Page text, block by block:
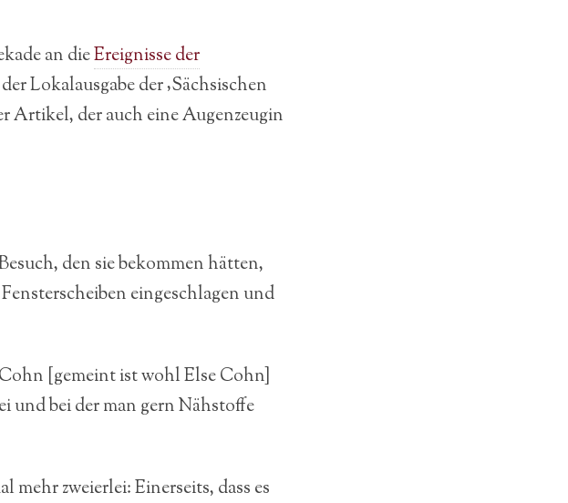
an dieEreignisse der
Lokalausgabe der ‚Sächsischen
Artikel, der auch eine Augenzeugin
den sie bekommen hätten,
eingeschlagen und
[gemeint ist wohl Else Cohn]
und bei der man gern Nähstoffe
zweierlei: Einerseits, dass es